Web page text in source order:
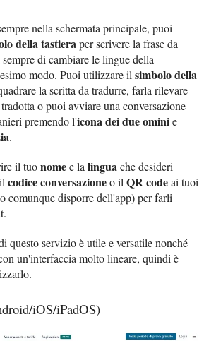
nella schermata principale, puoi
della tastieraper scrivere la frase da
di cambiare le lingue della
modo. Puoi utilizzare ilsimbolo della
la scritta da tradurre, farla rilevare
o puoi avviare una conversazione
premendo l'icona dei due ominie
.
il tuonomee lalinguache desideri
ilcodice conversazioneo ilQR codeai tuoi
comunque disporre dell'app) per farli
questo servizio è utile e versatile nonché
un'interfaccia molto lineare, quindi è
iOS/iPadOS)